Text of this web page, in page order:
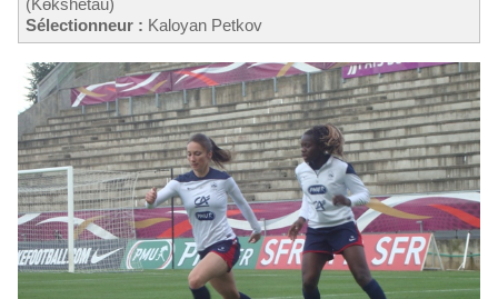
(Kөkshetau)
Sélectionneur : Kaloyan Petkov